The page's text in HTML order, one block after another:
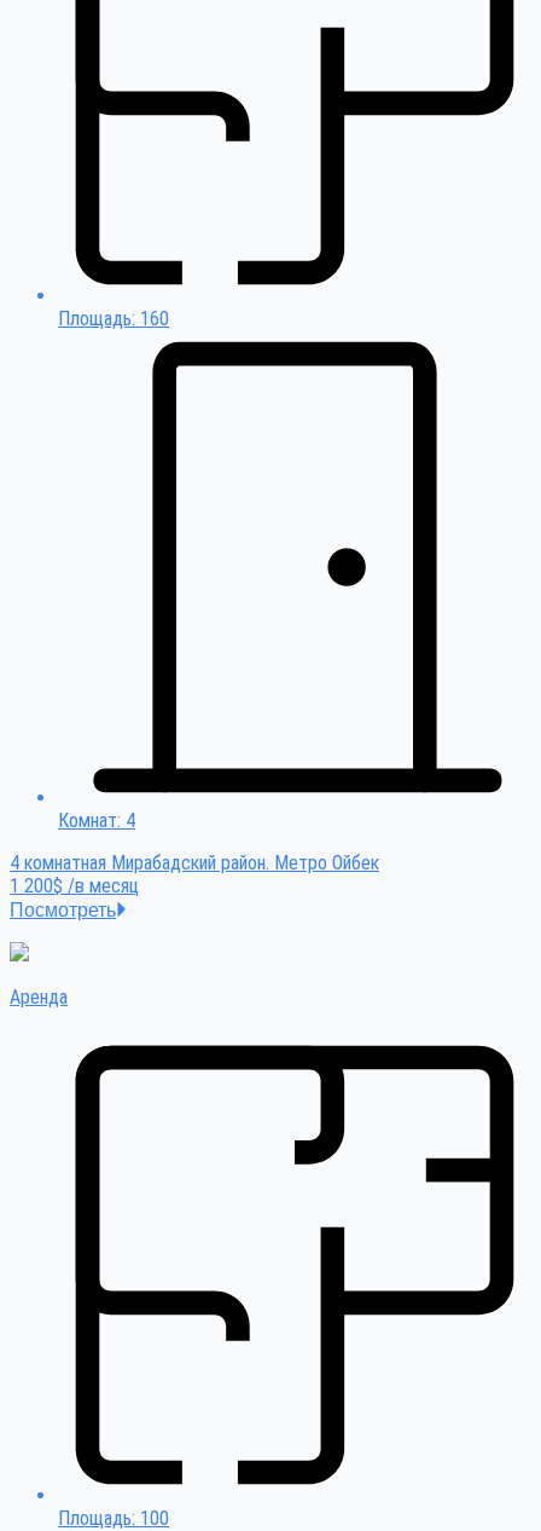
Площадь: 160
Комнат: 4
4 комнатная Мирабадский район. Метро Ойбек
1 200$ /в месяц
Посмотреть
Аренда
Площадь: 100